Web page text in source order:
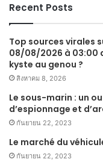
Recent Posts
Top sources virales
08/08/2026 à 03:00
kyste au genou ?
สิงหาคม 8, 2026
Le sous-marin : un
d’espionnage et
กันยายน 22, 2023
Le marché du
กันยายน 22, 2023